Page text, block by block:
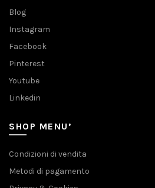
Blog
Instagram
Facebook
Pinterest
Youtube
Linkedin
SHOP MENU’
Condizioni di vendita
Metodi di pagamento